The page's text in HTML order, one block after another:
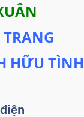
HỮU TÌNH